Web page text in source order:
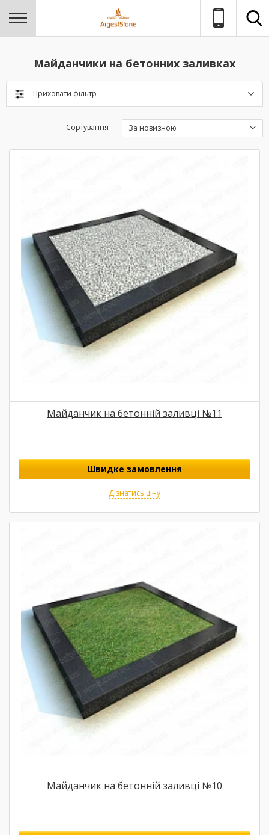
Майданчики на бетонних заливках
Приховати фільтр
Сортування За новизною
Майданчик на бетонній заливці №11
Швидке замовлення
Дізнатись ціну
Майданчик на бетонній заливці №10